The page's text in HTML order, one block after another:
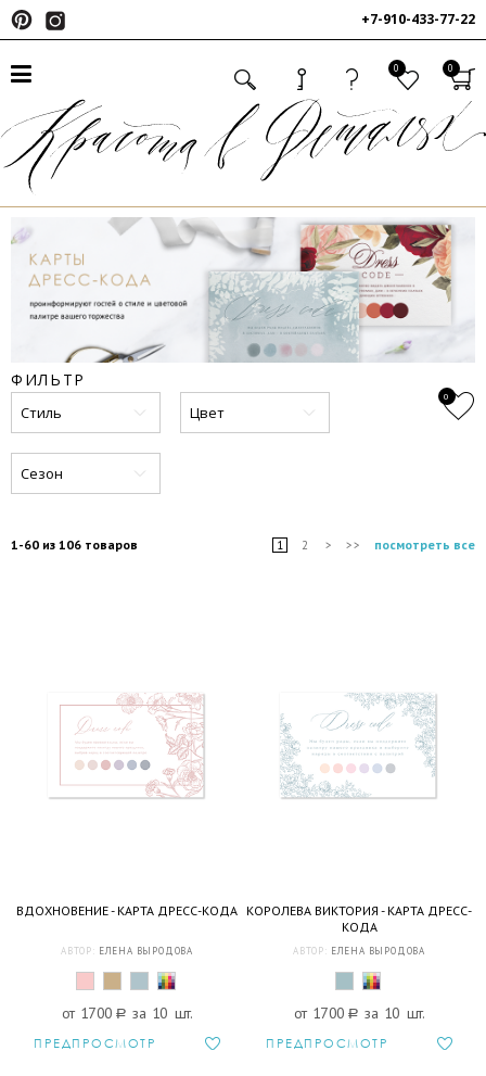
+7-910-433-77-22
0 0
ФИЛЬТР
Стиль Цвет
Сезон
0
1-60 из 106 товаров посмотреть все
1 2 > >>
ВДОХНОВЕНИЕ - КАРТА ДРЕСС-КОДА
АВТОР: ЕЛЕНА ВЫРОДОВА
от 1700 a за 10 шт.
ПРЕДПРОСМОТР
КОРОЛЕВА ВИКТОРИЯ - КАРТА ДРЕСС-
КОДА
АВТОР: ЕЛЕНА ВЫРОДОВА
от 1700 a за 10 шт.
ПРЕДПРОСМОТР